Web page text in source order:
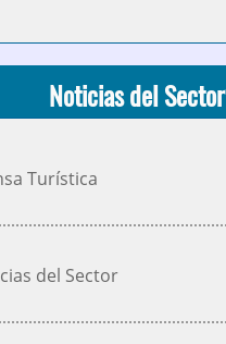
Noticias del Sector
Turística
del Sector